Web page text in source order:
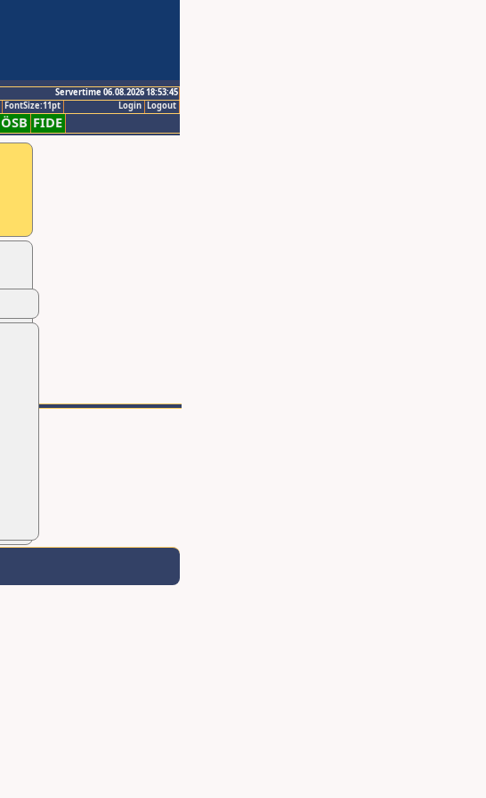
Servertime 06.08.2026 18:53:45
Logout
Login
FontSize:11pt
ÖSB FIDE